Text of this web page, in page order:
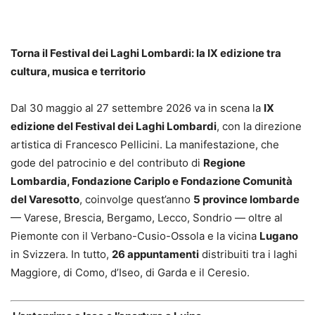
Torna il Festival dei Laghi Lombardi: la IX edizione tra
cultura, musica e territorio
Dal 30 maggio al 27 settembre 2026 va in scena la IX
edizione del Festival dei Laghi Lombardi, con la direzione
artistica di Francesco Pellicini. La manifestazione, che
gode del patrocinio e del contributo di Regione
Lombardia, Fondazione Cariplo e Fondazione Comunità
del Varesotto, coinvolge quest’anno 5 province lombarde
— Varese, Brescia, Bergamo, Lecco, Sondrio — oltre al
Piemonte con il Verbano-Cusio-Ossola e la vicina Lugano
in Svizzera. In tutto, 26 appuntamenti distribuiti tra i laghi
Maggiore, di Como, d’Iseo, di Garda e il Ceresio.